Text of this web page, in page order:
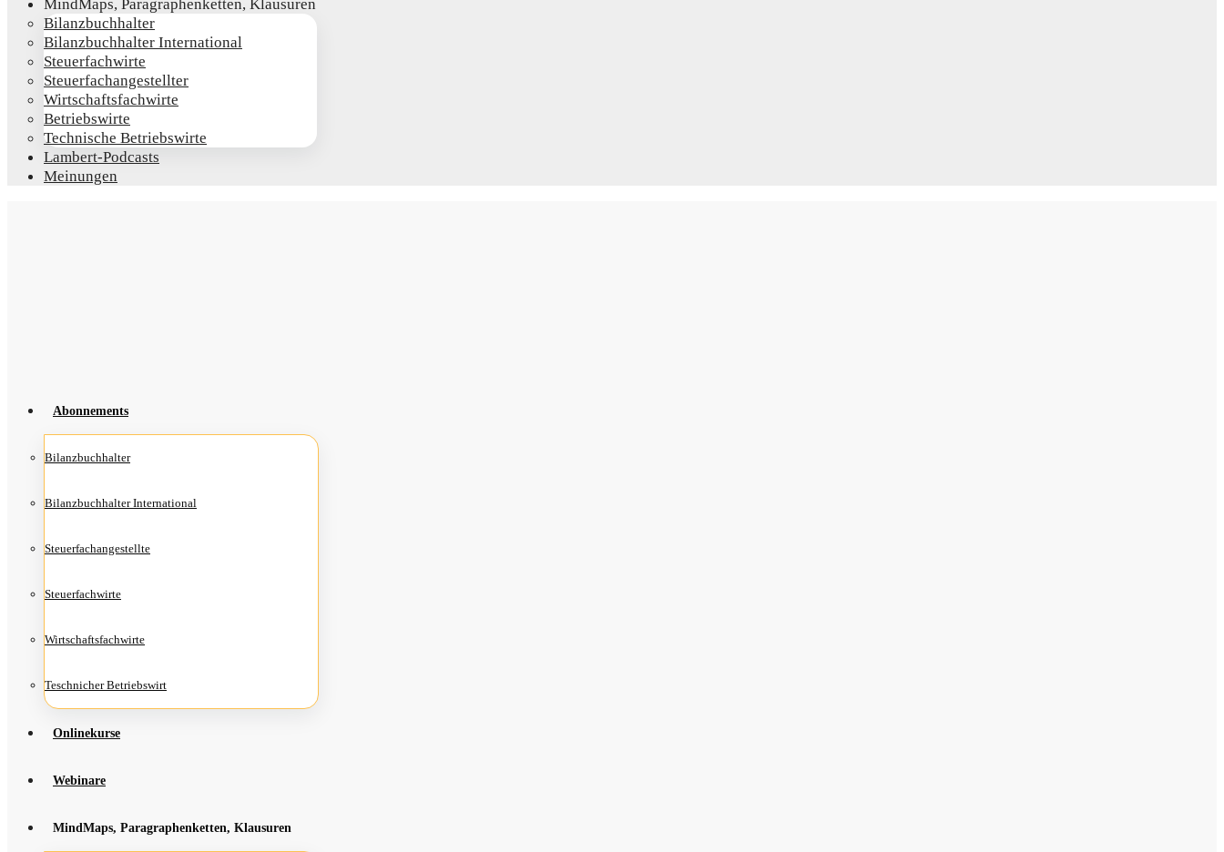
Mind­Maps, Para­gra­phen­ket­ten, Klausuren
Bilanz­buch­hal­ter
Bilanz­buch­hal­ter International
Steu­er­fach­wir­te
Steu­er­fach­an­ge­stell­ter
Wirt­schafts­fach­wir­te
Betriebs­wir­te
Tech­ni­sche Betriebswirte
Lam­­bert-Pod­­casts
Mei­nun­gen
Abon­ne­ments
Bilanz­buch­hal­ter
Bilanz­buch­hal­ter International
Steu­er­fach­an­ge­stell­te
Steu­er­fach­wir­te
Wirt­schafts­fach­wir­te
Teschni­cher Betriebswirt
Online­kur­se
Web­i­na­re
Mind­Maps, Para­gra­phen­ket­ten, Klausuren